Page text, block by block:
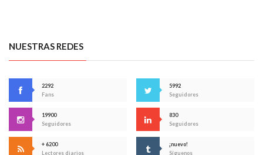
NUESTRAS REDES
2292
Fans
5992
Seguidores
19900
Seguidores
830
Seguidores
+ 6200
Lectores diarios
¡nuevo!
Síguenos